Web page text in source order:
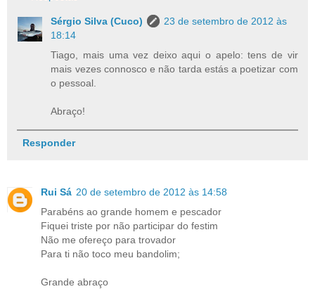
Sérgio Silva (Cuco)
23 de setembro de 2012 às
18:14
Tiago, mais uma vez deixo aqui o apelo: tens de vir
mais vezes connosco e não tarda estás a poetizar com
o pessoal.
Abraço!
Responder
Rui Sá 20 de setembro de 2012 às 14:58
Parabéns ao grande homem e pescador
Fiquei triste por não participar do festim
Não me ofereço para trovador
Para ti não toco meu bandolim;
Grande abraço